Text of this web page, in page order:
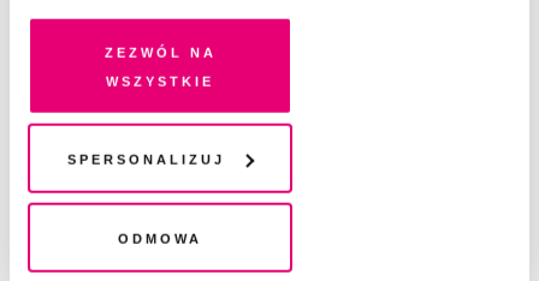
pokrewne, zgadzasz się na przechowywanie informacji
na Twoim urządzeniu końcowym lub dostęp do niego i
przetwarzanie danych. Zgodę na wszystkie lub niektóre
chwili wycofać lub ponowić w zakładce "Ustawienia
plików cookie". Wycofanie zgody nie wpływa na
legalność przetwarzania danych przed jej wycofaniem
Zezwól na
wszystkie
Spersonalizuj
Odmowa
PSYCHOWASHING
Odcinek 9. Boski głos